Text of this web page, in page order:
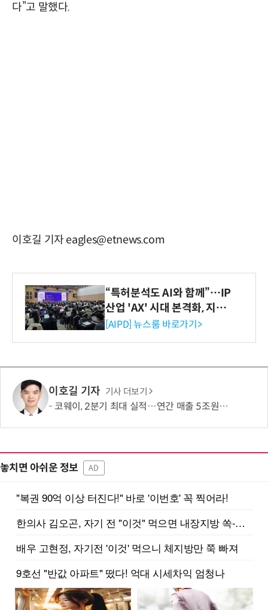
다”고 말했다.
이호길 기자 eagles@etnews.com
“특허분석도 AI와 함께”…IP
산업 'AX' 시대 본격화, 지식
재산처 1호 AI IP데이터분석
[AIPD] 뉴스룸 바로가기>
이호길 기자 기사 더보기
코웨이, 2분기 최대 실적…연간 매출 5조원·영업이익 1조원 '순항'
놓치면 아쉬운 정보 AD